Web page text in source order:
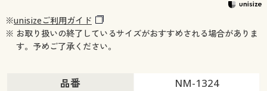
※unisizeご利用ガイド
※ お取り扱いの終了しているサイズがおすすめされる場合がありま
す。予めご了承ください。
品番
NM-1324